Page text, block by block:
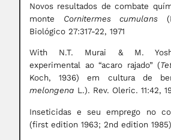
Novos resultados de combate
monte Cornitermes cumulans
Biológico 27:317-22, 1971
With N.T. Murai & M.
experimental ao “acaro rajado” (
Koch, 1936) em cultura de
melongena L.). Rev. Oleric. 11:42,
Inseticidas e seu emprego no
(first edition 1963; 2nd edition 1985)